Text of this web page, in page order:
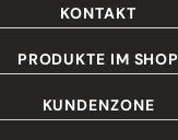
KONTAKT
PRODUKTE IM SHOP
KUNDENZONE